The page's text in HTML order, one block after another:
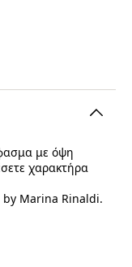
με όψη
χαρακτήρα
by Marina Rinaldi.